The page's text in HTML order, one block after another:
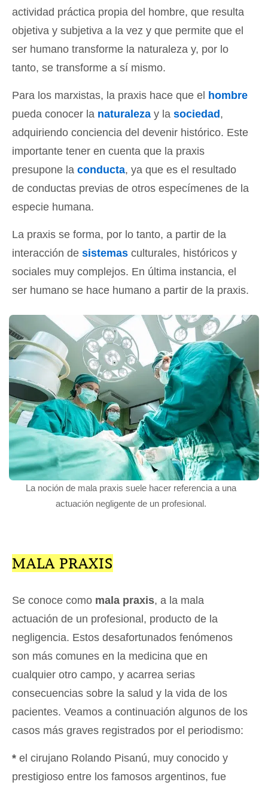
actividad práctica propia del hombre, que resulta
objetiva y subjetiva a la vez y que permite que el
ser humano transforme la naturaleza y, por lo
tanto, se transforme a sí mismo.
Para los marxistas, la praxis hace que el hombre
pueda conocer la naturaleza y la sociedad,
adquiriendo conciencia del devenir histórico. Este
importante tener en cuenta que la praxis
presupone la conducta, ya que es el resultado
de conductas previas de otros especímenes de la
especie humana.
La praxis se forma, por lo tanto, a partir de la
interacción de sistemas culturales, históricos y
sociales muy complejos. En última instancia, el
ser humano se hace humano a partir de la praxis.
La noción de mala praxis suele hacer referencia a una
actuación negligente de un profesional.
MALA PRAXIS
Se conoce como mala praxis, a la mala
actuación de un profesional, producto de la
negligencia. Estos desafortunados fenómenos
son más comunes en la medicina que en
cualquier otro campo, y acarrea serias
consecuencias sobre la salud y la vida de los
pacientes. Veamos a continuación algunos de los
casos más graves registrados por el periodismo:
* el cirujano Rolando Pisanú, muy conocido y
prestigioso entre los famosos argentinos, fue